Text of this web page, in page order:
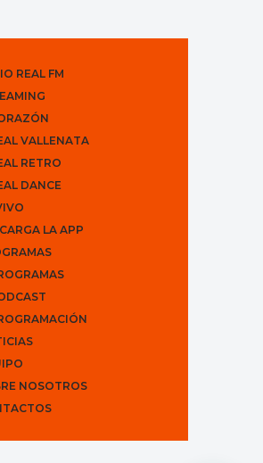
REAL FM
VALLENATA
RETRO
DANCE
LA APP
NOSOTROS